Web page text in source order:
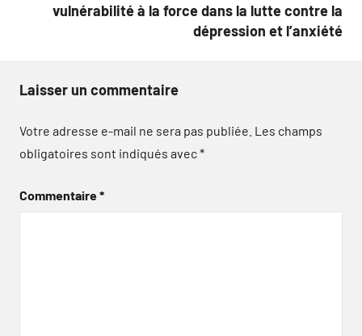
vulnérabilité à la force dans la lutte contre la
dépression et l’anxiété
Laisser un commentaire
Votre adresse e-mail ne sera pas publiée. Les champs
obligatoires sont indiqués avec*
Commentaire*